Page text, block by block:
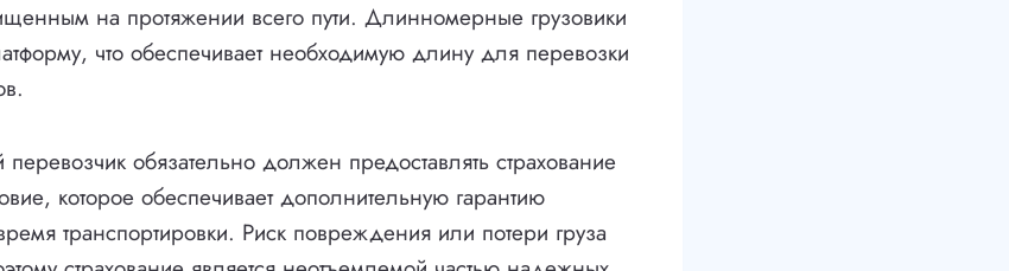
на протяжении всего пути. Длинномерные грузовики
что обеспечивает необходимую длину для перевозки
обязательно должен предоставлять страхование
которое обеспечивает дополнительную гарантию
транспортировки. Риск повреждения или потери груза